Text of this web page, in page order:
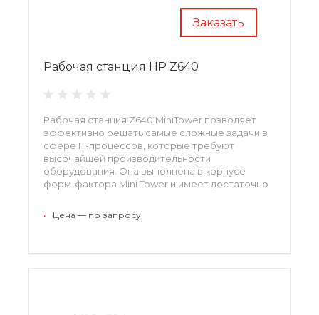
Заказать
Рабочая станция HP Z640
Рабочая станция Z640 MiniTower позволяет
эффективно решать самые сложные задачи в
сфере IT-процессов, которые требуют
высочайшей производительности
оборудования. Она выполнена в корпусе
форм-фактора Mini Tower и имеет достаточно
• Цена — по запросу